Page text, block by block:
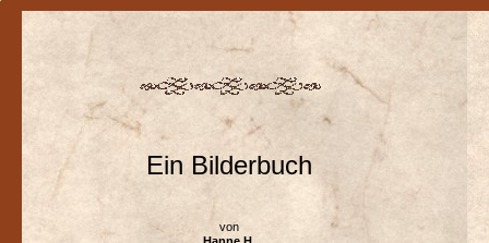
Ein Bilderbuch
von